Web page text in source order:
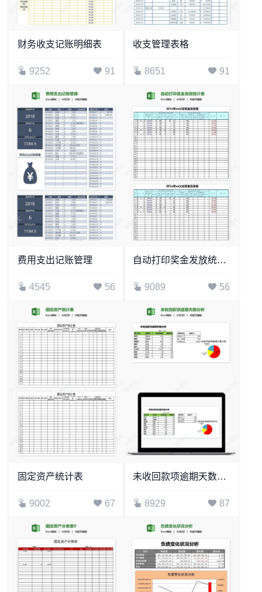
财务收支记账明细表
9252 91
收支管理表格
8651 91
费用支出记账管理
4545 56
自动打印奖金发放统计表
9089 56
固定资产统计表
9002 67
未收回款项逾期天数分析
8929 87